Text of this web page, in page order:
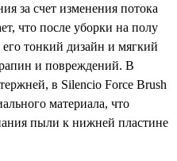
за счет изменения потока
что после уборки на полу
тонкий дизайн и мягкий
и повреждений. В
в Silencio Force Brush
материала, что
пыли к нижней пластине